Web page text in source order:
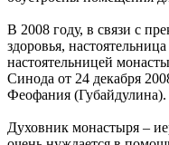
В 2008 году, в связи с
здоровья,
настоятельницей
Синода от 24 декабря
Феофания (Губайдулина).
Духовник монастыря –